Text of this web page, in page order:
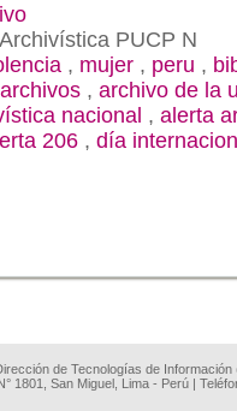
PUCP N
, mujer , peru ,
archivos , archivo de la
nacional , alerta
206 , día
de Tecnologías de
1801, San Miguel, Lima - Perú |